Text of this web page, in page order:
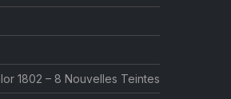
1802 – 8 Nouvelles Teintes